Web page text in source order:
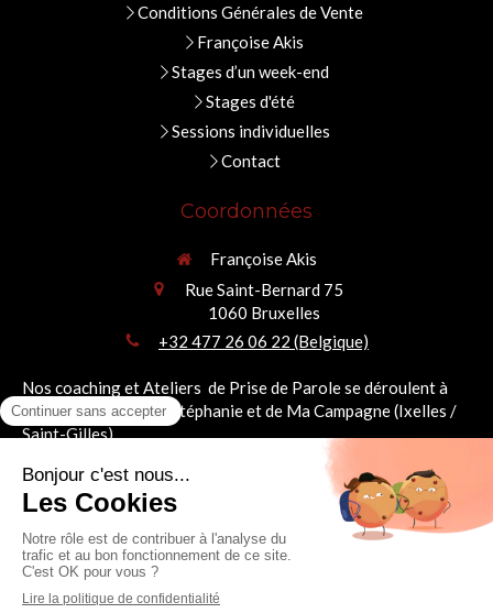
Conditions Générales de Vente
Françoise Akis
Stages d’un week-end
Stages d'été
Sessions individuelles
Contact
Coordonnées
Françoise Akis
Rue Saint-Bernard 75
1060 Bruxelles
+32 477 26 06 22 (Belgique)
Nos coaching et Ateliers de Prise de Parole se déroulent à
deux pas de la Place Stéphanie et de Ma Campagne (Ixelles /
Saint-Gilles).
Françoise Akis
Prendre la parole ne consiste pas à devenir quelqu'un d'autre. Il s'agit d'oser être